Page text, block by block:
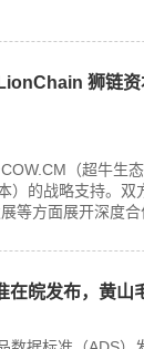
狮链
（超牛生
）的战略支持。双
等方面展开深度合
在皖发布，黄山